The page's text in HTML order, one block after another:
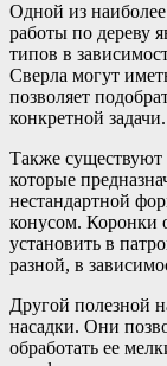
Одной из
работы по дереву
типов в
Сверла могут
позволяет
конкретной задачи.
Также существуют
которые
нестандартной
конусом. Коронки
установить в
разной, в
Другой полезной
насадки. Они
обработать ее